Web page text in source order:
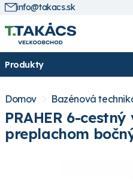
info@takacs.sk
Produkty
Domov Bazénová
PRAHER 6-
preplachom